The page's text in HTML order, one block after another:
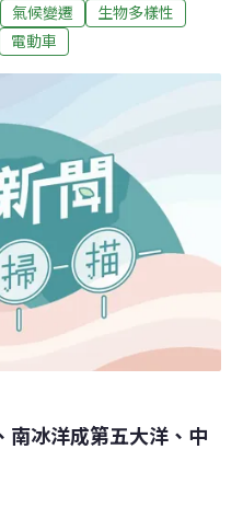
綠電發展，七成三民眾贊
。（經濟日報報導）疫情
聲譴責，並要求環保、教
。市政府環保局指出，本
場開挖、蒐證，發現有生
廢木材、帆布等廢棄物，
外面載運進來填埋，全案
報報導）
氣候變遷
生物多樣性
電動車
南冰洋成第五大洋、中